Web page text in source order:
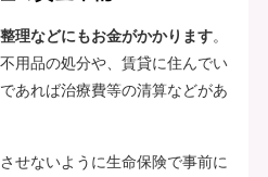
理などにもお金がかかります。
用品の処分や、賃貸に住んでい
あれば治療費等の清算などがあ
せないように生命保険で事前に